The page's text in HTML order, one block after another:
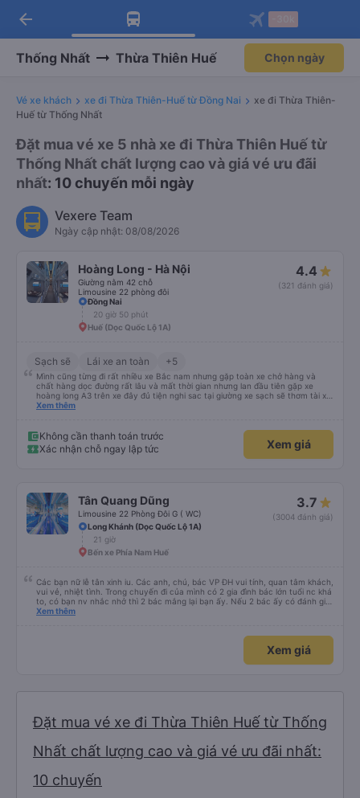
Tải app Vexere ngay!
Nhận ưu đãi thành viên độc
Mở app
Tải app Vexere
-30k/ghế khi đặt vé máy bay qua
Mở app
arrow_back
Thống Nhất Thừa Thiên Huế Chọn ngày
Vé xe khách xe đi Thừa Thiên-Huế từ Đồng Nai
xe đi Thừa Thiên-
Huế từ Thống Nhất
Đặt mua vé xe 5 nhà xe đi Thừa Thiên Huế từ
Thống Nhất chất lượng cao và giá vé ưu đãi
nhất: 10 chuyến mỗi ngày
Vexere Team
Ngày cập nhật: 08/08/2026
Hoàng Long - Hà Nội
Giường nằm 42 chỗ
Limousine 22 phòng đôi
4.4
(321 đánh giá)
Đồng Nai
20 giờ 50 phút
Huế (Dọc Quốc Lộ 1A)
Sạch sẽ Lái xe an toàn +5
Mình cũng từng đi rất nhiều xe Bắc nam nhưng gặp toàn xe chở hàng và
chất hàng dọc đường rất lâu và mất thời gian nhưng lan đầu tiên gặp xe
hoàng long A3 trên xe đây đủ tiện nghi sac tại giường xe sạch sẽ thơm tài xế
lo xe thoải mái vui tính sẽ con ung hô nhe
Xem thêm
Không cần thanh toán trước
Xác nhận chỗ ngay lập tức
Xem giá
Tân Quang Dũng
Limousine 22 Phòng Đôi G ( WC)
3.7
(3004 đánh giá)
Long Khánh (Dọc Quốc Lộ 1A)
21 giờ
Bến xe Phía Nam Huế
Các bạn nữ lễ tân xinh iu. Các anh, chú, bác VP ĐH vui tính, quan tâm khách,
vui vẻ, nhiệt tình. Trong chuyến đi của mình có 2 gia đình bác lớn tuổi nc khá
to, có bạn nv nhắc nhở thì 2 bác mắng lại bạn ấy. Nếu 2 bác ấy có đánh giá
xấu thì mình ngược lại nha. Bạn ấy nhắc nhở rất đúng. 2 bác nói rất to. To
bạn ấy nha. Nếu bạn ấy bị trừ thì bảo bạn ấy liên hệ sđt của mình, mình hỗ
trợ ạ. Số mình đuôi 666, chuyến ĐH-NT ngày 16/1. À các bạn nữ lễ tân xinh
iu còn đổi cho mình phòng đơn sang đôi xong còn note là (một mình) yêu
Xem thêm
Xem giá
Đặt mua vé xe đi Thừa Thiên Huế từ Thống
Nhất chất lượng cao và giá vé ưu đãi nhất:
10 chuyến